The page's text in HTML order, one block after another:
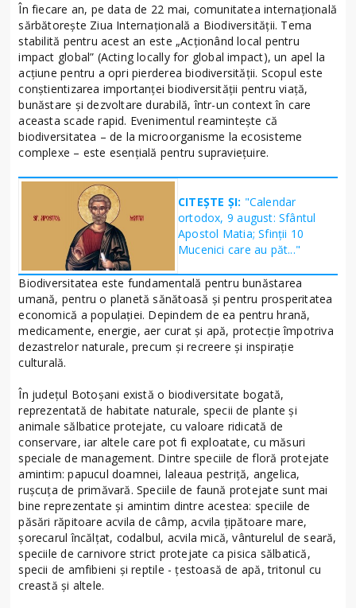
În fiecare an, pe data de 22 mai, comunitatea internațională
sărbătorește Ziua Internațională a Biodiversității. Tema
stabilită pentru acest an este „Acționând local pentru
impact global” (Acting locally for global impact), un apel la
acțiune pentru a opri pierderea biodiversității. Scopul este
conștientizarea importanței biodiversității pentru viață,
bunăstare și dezvoltare durabilă, într-un context în care
aceasta scade rapid. Evenimentul reamintește că
biodiversitatea – de la microorganisme la ecosisteme
complexe – este esențială pentru supraviețuire.
CITEȘTE ȘI: "Calendar
ortodox, 9 august: Sfântul
Apostol Matia; Sfinţii 10
Mucenici care au păt..."
Biodiversitatea este fundamentală pentru bunăstarea
umană, pentru o planetă sănătoasă și pentru prosperitatea
economică a populației. Depindem de ea pentru hrană,
medicamente, energie, aer curat și apă, protecție împotriva
dezastrelor naturale, precum și recreere și inspirație
culturală.
În județul Botoșani există o biodiversitate bogată,
reprezentată de habitate naturale, specii de plante și
animale sălbatice protejate, cu valoare ridicată de
conservare, iar altele care pot fi exploatate, cu măsuri
speciale de management. Dintre speciile de floră protejate
amintim: papucul doamnei, laleaua pestriță, angelica,
rușcuța de primăvară. Speciile de faună protejate sunt mai
bine reprezentate și amintim dintre acestea: speciile de
păsări răpitoare acvila de câmp, acvila țipătoare mare,
șorecarul încălțat, codalbul, acvila mică, vânturelul de seară,
speciile de carnivore strict protejate ca pisica sălbatică,
specii de amfibieni și reptile - țestoasă de apă, tritonul cu
creastă și altele.